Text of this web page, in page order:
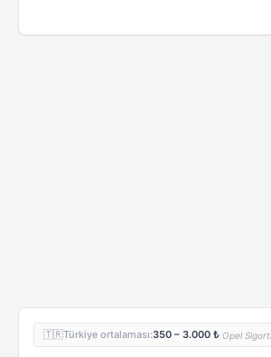
🇹🇷Türkiye ortalaması:350 – 3.000 ₺·Opel